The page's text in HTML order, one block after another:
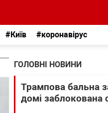
#Київ #коронавірус
ГОЛОВНІ НОВИНИ
Трампова бальна
домі заблокована